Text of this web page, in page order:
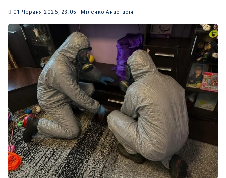
01 Червня 2026, 23:05 Міленко Анастасія